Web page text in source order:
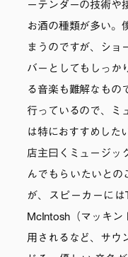
ーテンダーの技術や
お酒の種類が多い。
まうのですが、ショ
バーとしてもしっか
る音楽も難解なもの
行っているので、ミ
は特におすすめした
店主曰くミュージッ
んでもらいたいとの
が、スピーカーに
McIntosh（マッキン
用されるなど、サウ